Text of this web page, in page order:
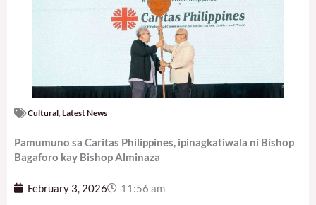
Cultural Latest News
Pamumuno sa Caritas Philippines, ipinagkatiwala ni Bishop
Bagaforo kay Bishop Alminaza
February 3, 2026 11:56 am